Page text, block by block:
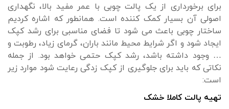
برای برخورداری از یک پالت چوبی با عمر مفید بالا، نگهداری
اصولی آن بسیار کمک کننده است. همانطور که اشاره کردیم
ساختار چوبی باعث می شود تا فضای مناسبی برای رشد کپک
ایجاد شود و اگر شرایط محیط مانند باران، گرمای زیاد، رطوبت و
… وجود داشته باشد، رشد کپک حتمی خواهد بود. از جمله
نکاتی که باید برای جلوگیری از کپک زدگی رعایت شود موارد زیر
است:
تهیه پالت کاملا خشک